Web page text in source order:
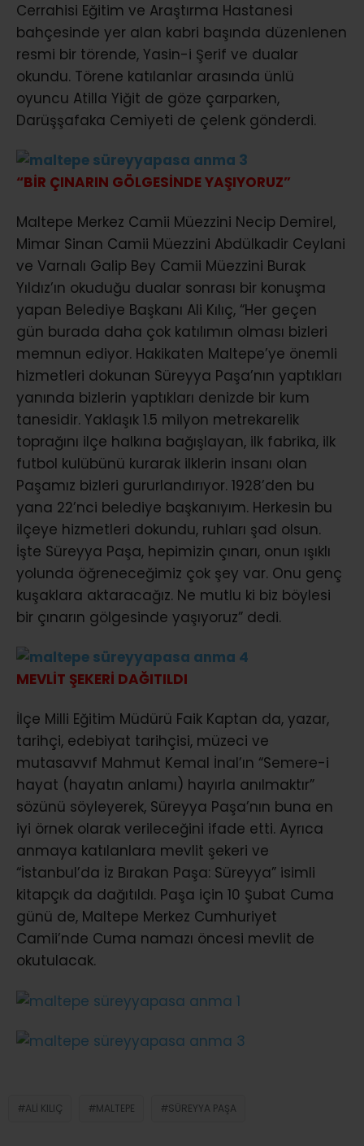
Cerrahisi Eğitim ve Araştırma Hastanesi
bahçesinde yer alan kabri başında düzenlenen
resmi bir törende, Yasin-i Şerif ve dualar
okundu. Törene katılanlar arasında ünlü
oyuncu Atilla Yiğit de göze çarparken,
Darüşşafaka Cemiyeti de çelenk gönderdi.
“BİR ÇINARIN GÖLGESİNDE YAŞIYORUZ”
Maltepe Merkez Camii Müezzini Necip Demirel,
Mimar Sinan Camii Müezzini Abdülkadir Ceylani
ve Varnalı Galip Bey Camii Müezzini Burak
Yıldız’ın okuduğu dualar sonrası bir konuşma
yapan Belediye Başkanı Ali Kılıç, “Her geçen
gün burada daha çok katılımın olması bizleri
memnun ediyor. Hakikaten Maltepe’ye önemli
hizmetleri dokunan Süreyya Paşa’nın yaptıkları
yanında bizlerin yaptıkları denizde bir kum
tanesidir. Yaklaşık 1.5 milyon metrekarelik
toprağını ilçe halkına bağışlayan, ilk fabrika, ilk
futbol kulübünü kurarak ilklerin insanı olan
Paşamız bizleri gururlandırıyor. 1928’den bu
yana 22’nci belediye başkanıyım. Herkesin bu
ilçeye hizmetleri dokundu, ruhları şad olsun.
İşte Süreyya Paşa, hepimizin çınarı, onun ışıklı
yolunda öğreneceğimiz çok şey var. Onu genç
kuşaklara aktaracağız. Ne mutlu ki biz böylesi
bir çınarın gölgesinde yaşıyoruz” dedi.
MEVLİT ŞEKERİ DAĞITILDI
İlçe Milli Eğitim Müdürü Faik Kaptan da, yazar,
tarihçi, edebiyat tarihçisi, müzeci ve
mutasavvıf Mahmut Kemal İnal’ın “Semere-i
hayat (hayatın anlamı) hayırla anılmaktır”
sözünü söyleyerek, Süreyya Paşa’nın buna en
iyi örnek olarak verileceğini ifade etti. Ayrıca
anmaya katılanlara mevlit şekeri ve
“İstanbul’da İz Bırakan Paşa: Süreyya” isimli
kitapçık da dağıtıldı. Paşa için 10 Şubat Cuma
günü de, Maltepe Merkez Cumhuriyet
Camii’nde Cuma namazı öncesi mevlit de
okutulacak.
ALI KILIÇ MALTEPE SÜREYYA PAŞA